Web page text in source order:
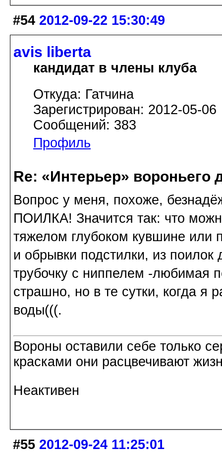
#54 2012-09-22 15:30:49
avis libertа
кандидат в члены клуба
Откуда: Гатчина
Зарегистрирован: 2012-05-06
Сообщений: 383
Профиль
Re: «Интерьер» вороньего
Вопрос у меня, похоже,
ПОИЛКА! Значится так: что
тяжелом глубоком кувшине или
и обрывки подстилки, из
трубочку с ниппелем -любимая
страшно, но в те сутки, когда я
воды(((.
Вороны оставили себе только
красками они расцвечивают
Неактивен
#55 2012-09-24 11:25:01